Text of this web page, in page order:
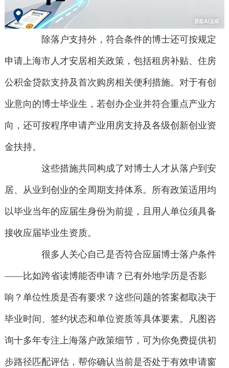
除落户支持外，符合条件的博士还可按规定
申请上海市人才安居相关政策，包括租房补贴、住房
公积金贷款支持及首次购房相关便利措施。对于有创
业意向的博士毕业生，若创办企业并符合重点产业方
向，还可按程序申请产业用房支持及各级创新创业资
金扶持。
这些措施共同构成了对博士人才从落户到安
居、从业到创业的全周期支持体系。所有政策适用均
以毕业当年的应届生身份为前提，且用人单位须具备
接收应届毕业生资质。
很多人关心自己是否符合应届博士落户条件
——比如跨省读博能否申请？已有外地学历是否影
响？单位性质是否有要求？这些问题的答案都取决于
毕业时间、签约状态和单位资质等具体要素。凡图咨
询十多年专注上海落户政策细节，可为你免费提供初
步路径匹配评估，帮你确认当前是否处于有效申请窗